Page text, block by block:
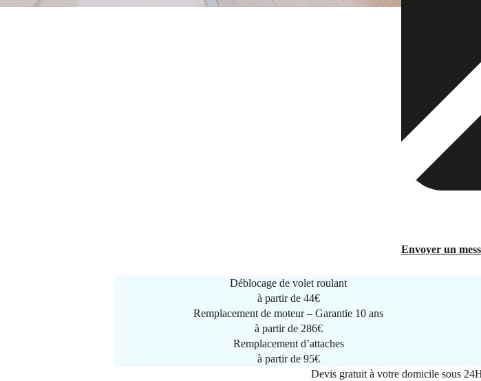
Envoyer un
Déblocage de volet roulant
à partir de 44€
Remplacement de moteur – Garantie 10 ans
à partir de 286€
Remplacement d’attaches
à partir de 95€
Devis gratuit à votre domicile sous